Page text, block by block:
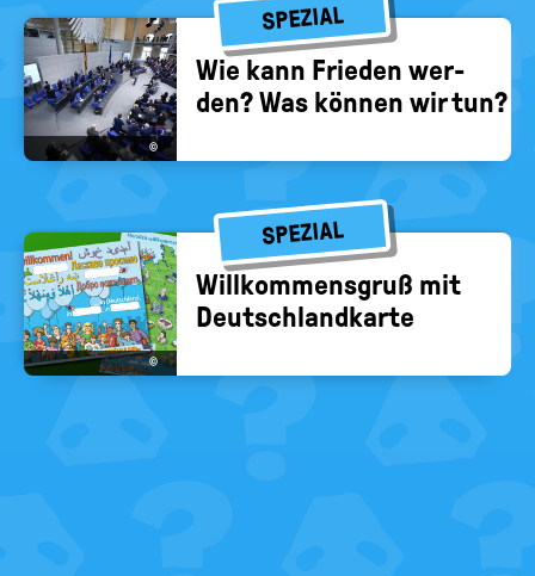
SPEZIAL
©
Wie kann Frie­den wer­
den? Was kön­nen wir tun?
SPEZIAL
©
Will­kom­mens­gruß mit
Deutsch­land­kar­te